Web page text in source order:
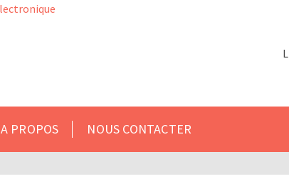
A PROPOS NOUS CONTACTER